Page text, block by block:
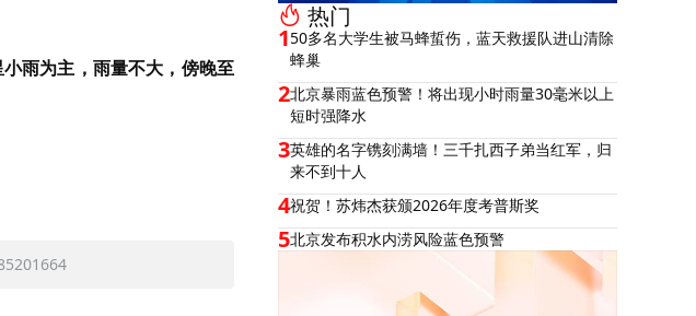
雨为主，雨量不大，傍晚至
热门
150多名大学生被马蜂蜇伤，蓝天救援队进山清除
蜂巢
2北京暴雨蓝色预警！将出现小时雨量30毫米以上
短时强降水
3英雄的名字镌刻满墙！三千扎西子弟当红军，归
来不到十人
4祝贺！苏炜杰获颁2026年度考普斯奖
5北京发布积水内涝风险蓝色预警